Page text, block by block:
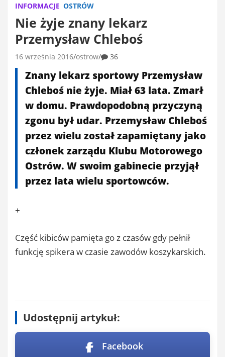
INFORMACJE OSTRÓW
Nie żyje znany lekarz
Przemysław Chleboś
16 września 2016 ostrow 36
Znany lekarz sportowy Przemysław
Chleboś nie żyje. Miał 63 lata. Zmarł
w domu. Prawdopodobną przyczyną
zgonu był udar. Przemysław Chleboś
przez wielu został zapamiętany jako
członek zarządu Klubu Motorowego
Ostrów. W swoim gabinecie przyjął
przez lata wielu sportowców.
+
Część kibiców pamięta go z czasów gdy pełnił
funkcję spikera w czasie zawodów koszykarskich.
Udostępnij artykuł:
Facebook